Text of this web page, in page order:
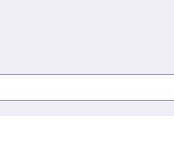
Creative Stage SE 48w con Bluetooth® 5.3 debajo del
por USB - MF8410 BK -